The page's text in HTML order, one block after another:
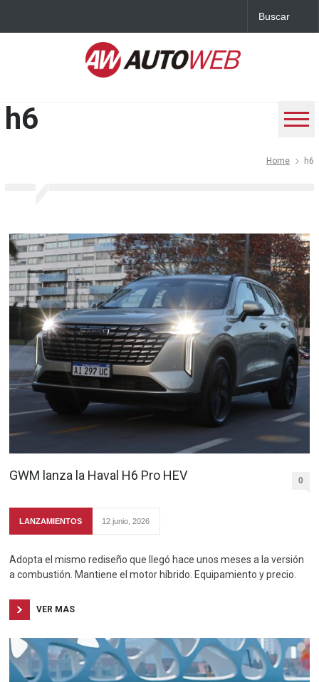
h6
Home h6
GWM lanza la Haval H6 Pro HEV 0
LANZAMIENTOS 12 junio, 2026
Adopta el mismo rediseño que llegó hace unos meses a la versión
a combustión. Mantiene el motor híbrido. Equipamiento y precio.
VER MAS